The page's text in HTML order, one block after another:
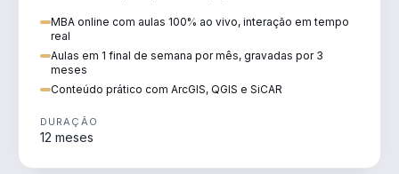
MBA online com aulas 100% ao vivo, interação em tempo
real
Aulas em 1 final de semana por mês, gravadas por 3
meses
Conteúdo prático com ArcGIS, QGIS e SiCAR
DURAÇÃO
12 meses